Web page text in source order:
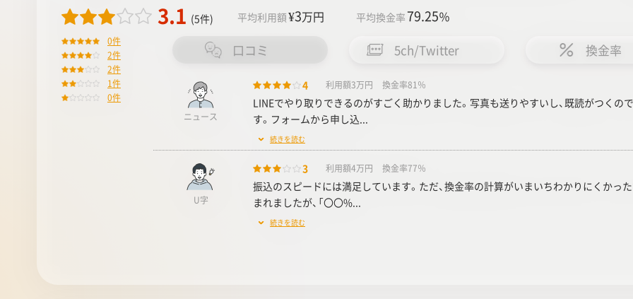
3.1 (5件) 平均利用額¥3万円 平均換金率 79.25％
0件
2件
2件
1件
0件
口コミ 5ch/Twitter 換金率
ニュース
4 利用額3万円 換金率81％
LINEでやり取りできるのがすごく助かりました。写真も送りやすいし、既読がつくの
す。フォームから申し込...
続きを読む
U字
3 利用額4万円 換金率77％
振込のスピードには満足しています。ただ、換金率の計算がいまいちわかりにくかっ
まれましたが、「〇〇%...
続きを読む